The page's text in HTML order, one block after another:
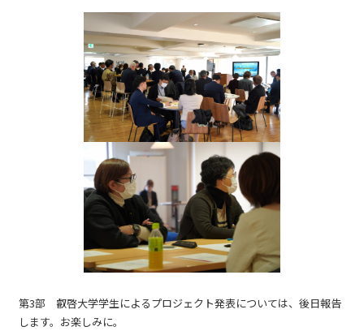
第3部 叡啓大学学生によるプロジェクト発表については、後日報告
します。お楽しみに。